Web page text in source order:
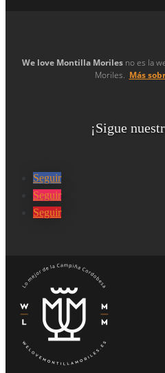
We love Montilla Moriles no es la
Moriles. Más
¡Sigue
Seguir
Seguir
Seguir